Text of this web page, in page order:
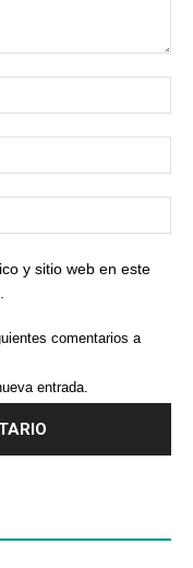
y sitio web en este
comentarios a
entrada.